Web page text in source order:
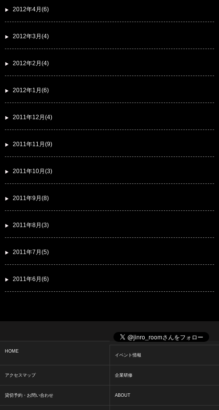
2012年4月(6)
2012年3月(4)
2012年2月(4)
2012年1月(6)
2011年12月(4)
2011年11月(9)
2011年10月(3)
2011年9月(8)
2011年8月(3)
2011年7月(5)
2011年6月(6)
HOME
イベント情報
アクセスマップ 企業研修
貸切予約・お問い合わせ ABOUT